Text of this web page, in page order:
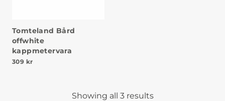
Tomteland Bård
offwhite
kappmetervara
309 kr
Showing all 3 results